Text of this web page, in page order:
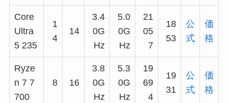
Core
Ultra
5 235
1
4
14
3.4
0G
Hz
5.0
0G
Hz
21
05
7
18
53
公
式
価
格
Ryze
n 7 7
700
8 16
3.8
0G
Hz
5.3
0G
Hz
19
69
4
19
31
公
式
価
格